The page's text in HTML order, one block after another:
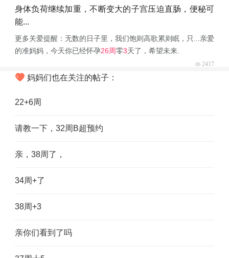
身体负荷继续加重，不断变大的子宫压迫直肠，便秘可
能...
更多关爱提醒：无数的日子里，我们饱则高歌累则眠，只...亲爱
的准妈妈，今天你已经怀孕26周零3天了，希望未来.
2417
妈妈们也在关注的帖子：
22+6周
请教一下，32周B超预约
亲，38周了，
34周+了
38周+3
亲你们看到了吗